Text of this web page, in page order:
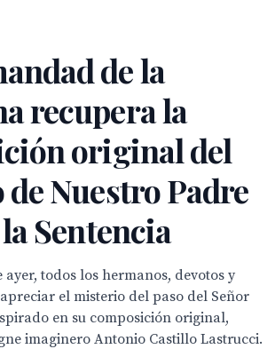
de la
recupera la
original del
Nuestro Padre
Sentencia
ayer, todos los hermanos, devotos y
el misterio del paso del Señor
en su composición original,
imaginero Antonio Castillo Lastrucci.